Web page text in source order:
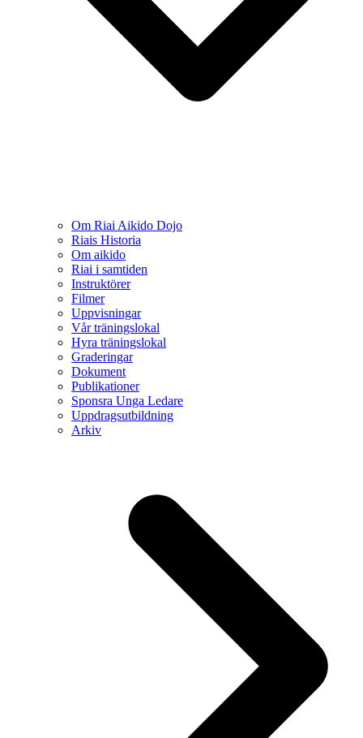
Om Riai Aikido Dojo
Riais Historia
Om aikido
Riai i samtiden
Instruktörer
Filmer
Uppvisningar
Vår träningslokal
Hyra träningslokal
Graderingar
Dokument
Publikationer
Sponsra Unga Ledare
Uppdragsutbildning
Arkiv